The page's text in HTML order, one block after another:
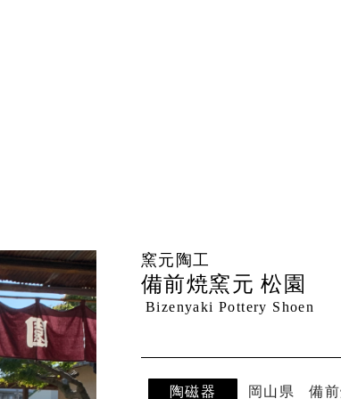
窯元陶工
備前焼窯元 松園
Bizenyaki Pottery Shoen
陶磁器 岡山県 備